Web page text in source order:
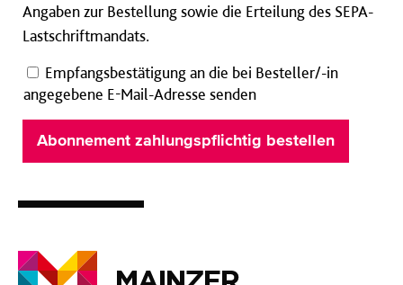
Angaben zur Bestellung sowie die Erteilung des SEPA-
Lastschriftmandats.
Empfangsbestätigung an die bei Besteller/-in
angegebene E-Mail-Adresse senden